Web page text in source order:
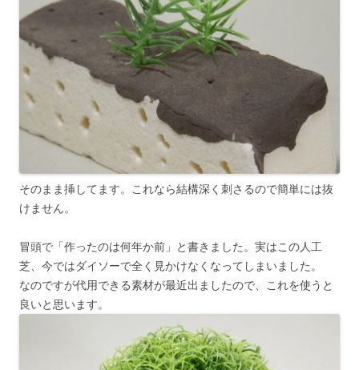
そのまま挿してます。これなら結構深く刺さるので簡単には抜
けません。
冒頭で「作ったのは何年か前」と書きました。実はこの人工
芝、今ではダイソーで全く見かけなくなってしまいました。
なのですが代用できる素材が最近出ましたので、これを使うと
良いと思います。